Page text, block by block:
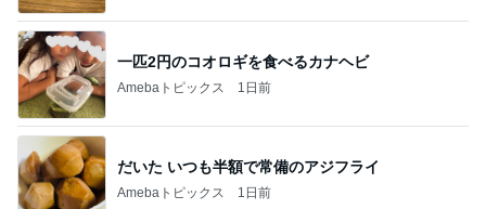
一匹2円のコオロギを食べるカナヘビ
Amebaトピックス 1日前
だいた いつも半額で常備のアジフライ
Amebaトピックス 1日前